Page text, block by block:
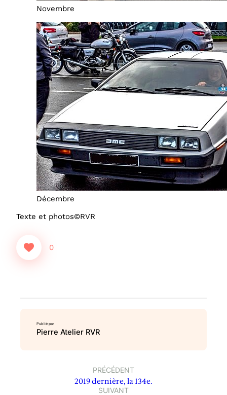
Novembre
Décembre
Texte et photos©RVR
0
Publié par
Pierre Atelier RVR
PRÉCÉDENT
2019 dernière, la 134e.
SUIVANT